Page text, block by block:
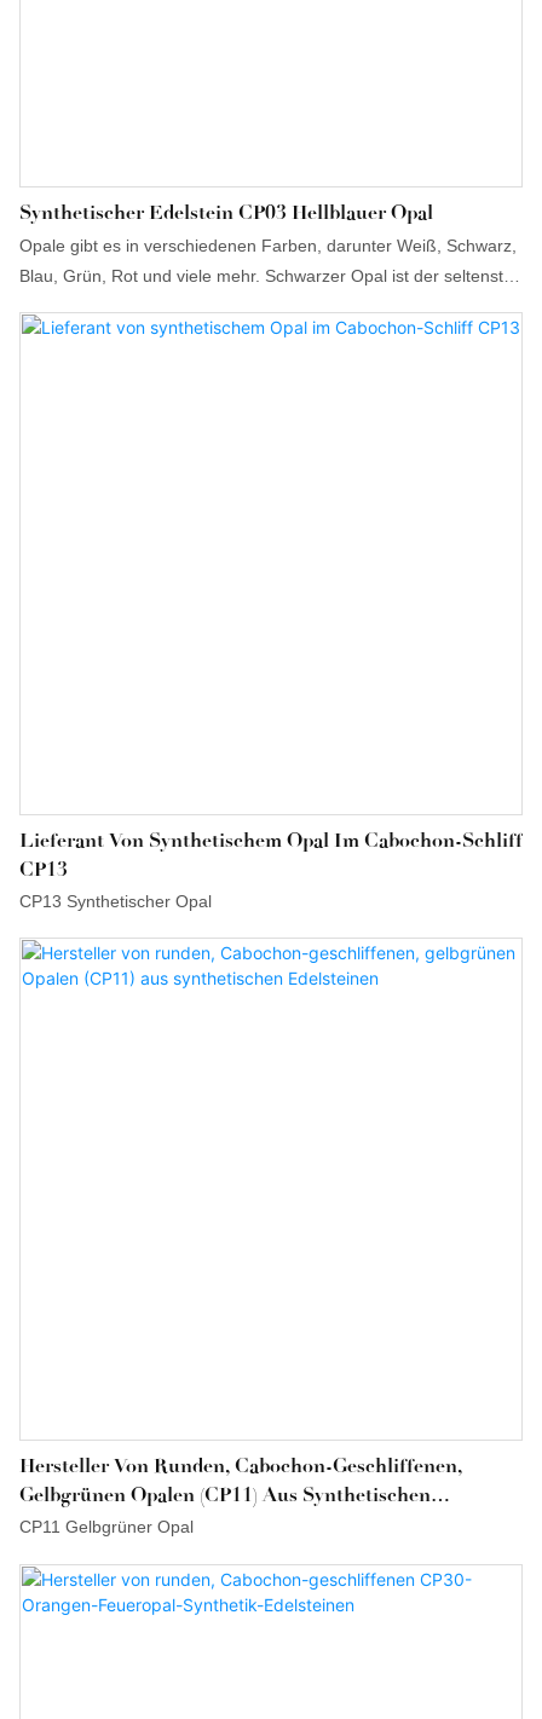
Synthetischer Edelstein CP03 Hellblauer Opal
Opale gibt es in verschiedenen Farben, darunter Weiß, Schwarz,
Blau, Grün, Rot und viele mehr. Schwarzer Opal ist der seltenste
oder undurchsichtig sein und hat eine Mohshärte von etwa 5,5
Lieferant Von Synthetischem Opal Im Cabochon-Schliff
CP13
CP13 Synthetischer Opal
Hersteller Von Runden, Cabochon-Geschliffenen,
Gelbgrünen Opalen (CP11) Aus Synthetischen
Edelsteinen
CP11 Gelbgrüner Opal